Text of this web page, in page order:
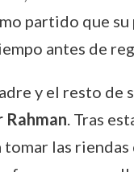
partido que
antes de
y el resto de
Rahman. Tras
las